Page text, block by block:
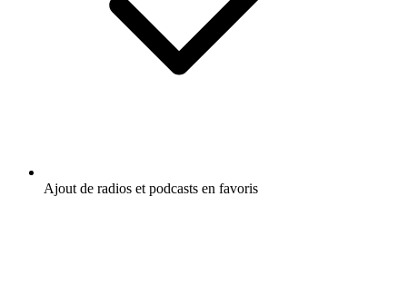
Ajout de radios et podcasts en favoris